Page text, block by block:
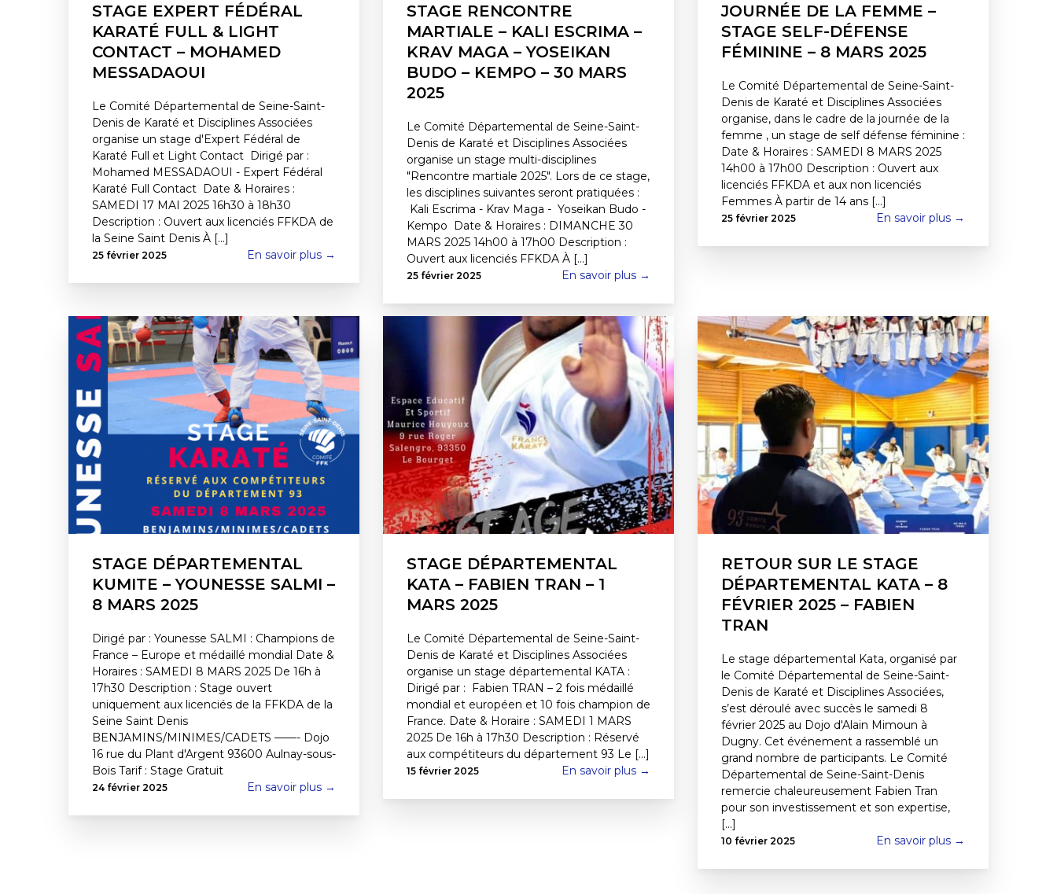
STAGE EXPERT FÉDÉRAL
KARATÉ FULL & LIGHT
CONTACT – MOHAMED
MESSADAOUI
Le Comité Départemental de Seine-Saint-
Denis de Karaté et Disciplines Associées
organise un stage d'Expert Fédéral de
Karaté Full et Light Contact Dirigé par :
Mohamed MESSADAOUI - Expert Fédéral
Karaté Full Contact Date & Horaires :
SAMEDI 17 MAI 2025 16h30 à 18h30
Description : Ouvert aux licenciés FFKDA de
la Seine Saint Denis À [...]
25 février 2025 En savoir plus →
STAGE RENCONTRE
MARTIALE – KALI ESCRIMA –
KRAV MAGA – YOSEIKAN
BUDO – KEMPO – 30 MARS
2025
Le Comité Départemental de Seine-Saint-
Denis de Karaté et Disciplines Associées
organise un stage multi-disciplines
"Rencontre martiale 2025". Lors de ce stage,
les disciplines suivantes seront pratiquées :
Kali Escrima - Krav Maga - Yoseikan Budo -
Kempo Date & Horaires : DIMANCHE 30
MARS 2025 14h00 à 17h00 Description :
Ouvert aux licenciés FFKDA À [...]
25 février 2025 En savoir plus →
JOURNÉE DE LA FEMME –
STAGE SELF-DÉFENSE
FÉMININE – 8 MARS 2025
Le Comité Départemental de Seine-Saint-
Denis de Karaté et Disciplines Associées
organise, dans le cadre de la journée de la
femme , un stage de self défense féminine :
Date & Horaires : SAMEDI 8 MARS 2025
14h00 à 17h00 Description : Ouvert aux
licenciés FFKDA et aux non licenciés
Femmes À partir de 14 ans [...]
25 février 2025 En savoir plus →
STAGE DÉPARTEMENTAL
KUMITE – YOUNESSE SALMI –
8 MARS 2025
Dirigé par : Younesse SALMI : Champions de
France – Europe et médaillé mondial Date &
Horaires : SAMEDI 8 MARS 2025 De 16h à
17h30 Description : Stage ouvert
uniquement aux licenciés de la FFKDA de la
Seine Saint Denis
BENJAMINS/MINIMES/CADETS ——- Dojo
16 rue du Plant d'Argent 93600 Aulnay-sous-
Bois Tarif : Stage Gratuit
24 février 2025 En savoir plus →
STAGE DÉPARTEMENTAL
KATA – FABIEN TRAN – 1
MARS 2025
Le Comité Départemental de Seine-Saint-
Denis de Karaté et Disciplines Associées
organise un stage départemental KATA :
Dirigé par : Fabien TRAN – 2 fois médaillé
mondial et européen et 10 fois champion de
France. Date & Horaire : SAMEDI 1 MARS
2025 De 16h à 17h30 Description : Réservé
aux compétiteurs du département 93 Le [...]
15 février 2025 En savoir plus →
RETOUR SUR LE STAGE
DÉPARTEMENTAL KATA – 8
FÉVRIER 2025 – FABIEN
TRAN
Le stage départemental Kata, organisé par
le Comité Départemental de Seine-Saint-
Denis de Karaté et Disciplines Associées,
s’est déroulé avec succès le samedi 8
février 2025 au Dojo d'Alain Mimoun à
Dugny. Cet événement a rassemblé un
grand nombre de participants. Le Comité
Départemental de Seine-Saint-Denis
remercie chaleureusement Fabien Tran
pour son investissement et son expertise,
[...]
10 février 2025 En savoir plus →